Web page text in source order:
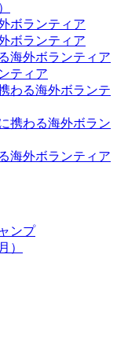
ボランティア
ボランティア
海外ボランティア
ティア
わる海外ボランテ
携わる海外ボラン
海外ボランティア
ンプ
）